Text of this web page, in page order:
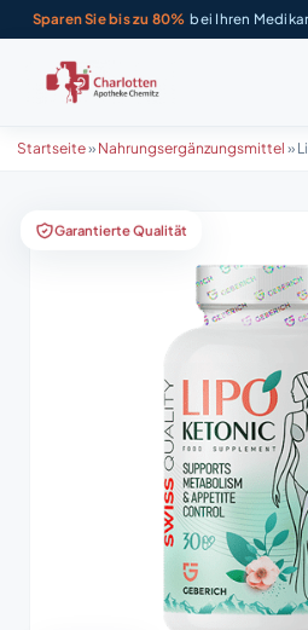
Sparen Sie bis zu 80% bei Ihren
Startseite» Nahrungsergänzungsmittel »
Garantierte Qualität